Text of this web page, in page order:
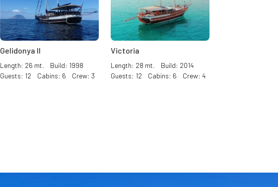
Gelidonya II
Length: 26 mt. Build: 1998
Guests: 12 Cabins: 6 Crew: 3
Victoria
Length: 28 mt. Build: 2014
Guests: 12 Cabins: 6 Crew: 4